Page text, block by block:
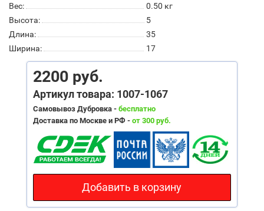
Вес:
0.50 кг
Высота:
5
Длина:
35
Ширина:
17
2200 руб.
Артикул товара: 1007-1067
Самовывоз Дубровка - бесплатно
Доставка по Москве и РФ - от 300 руб.
Добавить в корзину